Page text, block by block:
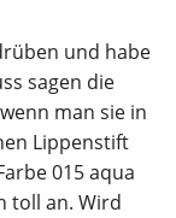
und habe
sagen die
man sie in
Lippenstift
015 aqua
toll an. Wird